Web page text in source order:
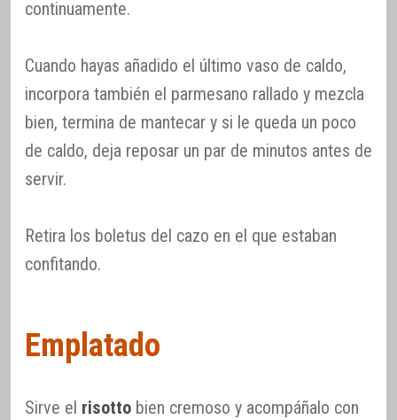
continuamente.
Cuando hayas añadido el último vaso de caldo,
incorpora también el parmesano rallado y mezcla
bien, termina de mantecar y si le queda un poco
de caldo, deja reposar un par de minutos antes de
servir.
Retira los boletus del cazo en el que estaban
confitando.
Emplatado
Sirve el risotto bien cremoso y acompáñalo con